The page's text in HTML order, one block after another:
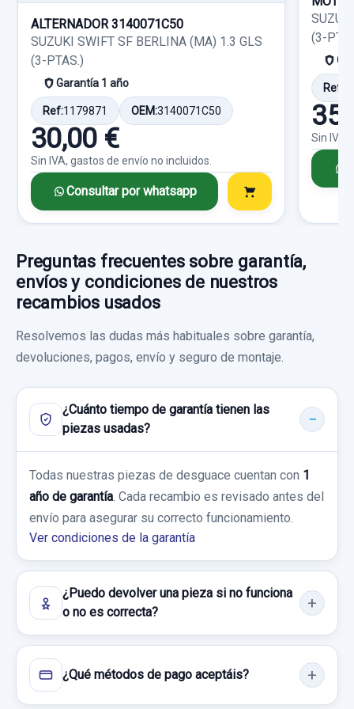
PILOTO TRASERO IZQUIERDO SIN
PORTALAMPARAS
PILOTO TRASERO IZQUIERDO SIN... usado.
SUZUKI IGNIS RM (MH) BÁSICO
Garantía 1 año
Ref:760271
20,00 €
Sin IVA, gastos de envío no incluidos.
Consultar por whatsapp
Consultar por whatsapp
40,00 €
Sin IVA, gastos de envío no incluidos.
Consultar por whatsapp
ALTERNADOR 3140071C50
SUZUKI SWIFT SF BERLINA (MA) 1.3 GLS
(3-PTAS.)
Garantía 1 año
Ref:1179871 OEM:3140071C50
30,00 €
Sin IVA, gastos de envío no incluidos.
Consultar por whatsapp
(3-
Ref:
Sin IVA,
Preguntas frecuentes sobre garantía,
envíos y condiciones de nuestros
recambios usados
Resolvemos las dudas más habituales sobre garantía,
devoluciones, pagos, envío y seguro de montaje.
¿Cuánto tiempo de garantía tienen las
piezas usadas?
Todas nuestras piezas de desguace cuentan con 1
año de garantía . Cada recambio es revisado antes del
envío para asegurar su correcto funcionamiento.
Ver condiciones de la garantía
¿Puedo devolver una pieza si no funciona
o no es correcta?
¿Qué métodos de pago aceptáis?